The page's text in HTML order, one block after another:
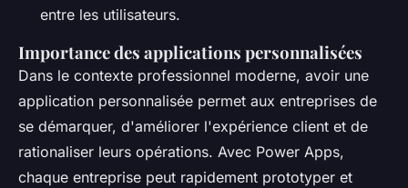
entre les utilisateurs.
Importance des applications personnalisées
Dans le contexte professionnel moderne, avoir une
application personnalisée permet aux entreprises de
se démarquer, d'améliorer l'expérience client et de
rationaliser leurs opérations. Avec Power Apps,
chaque entreprise peut rapidement prototyper et